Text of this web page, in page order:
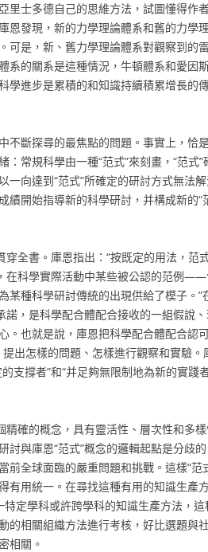
士多德自己的思維方法，試圖懂得作
恩發現，新的力學理論體系和舊的力學
可是，新、舊力學理論體系對觀察到的
系的關系是這種情況，牛頓體系和愛因
進步是累積的和知識持續積累增長的
斷探尋的最焦點的問題。事實上，恰
常規科學由一種“范式”來刻畫，“范式”
向達到“范式”所確定的研討方式無法
開始指導新的科學研討，并構成新的“
全書。庫恩指出：“按既定的用法，范
在科學實際活動中某些被公認的范例
種科學研討傳統的出現供給了模子。”
諾，是科學配合體配合接收的一組假說
。也就是說，庫恩把科學配合體配合認
出怎樣的問題、怎樣進行觀察和實驗。
支撐者”和“并足夠無限制地為新的實踐
確的概念，具有靈活性、層次性和多樣
與庫恩“范式”概念的邏輯起點是分歧
全球面臨的嚴重問題和挑戰。這樣“范
有用統一。在尋找這種有用的知識生產
定學科或許跨學科的知識生產方法，這
相關組織方法進行考核，好比選題與
相關。